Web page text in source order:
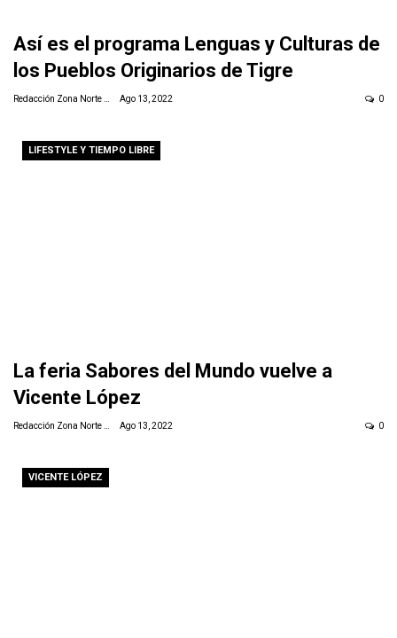
Así es el programa Lenguas y Culturas de
los Pueblos Originarios de Tigre
Ago 13, 2022 0
LIFESTYLE Y TIEMPO LIBRE
La feria Sabores del Mundo vuelve a
Vicente López
Ago 13, 2022 0
VICENTE LÓPEZ